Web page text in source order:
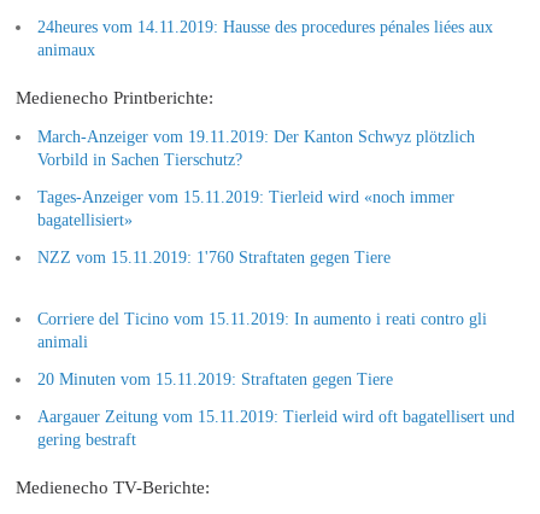
24heures vom 14.11.2019: Hausse des procedures pénales liées aux
animaux
Medienecho Printberichte:
March-Anzeiger vom 19.11.2019: Der Kanton Schwyz plötzlich
Vorbild in Sachen Tierschutz?
Tages-Anzeiger vom 15.11.2019: Tierleid wird «noch immer
bagatellisiert»
NZZ vom 15.11.2019: 1'760 Straftaten gegen Tiere
Corriere del Ticino vom 15.11.2019: In aumento i reati contro gli
animali
20 Minuten vom 15.11.2019: Straftaten gegen Tiere
Aargauer Zeitung vom 15.11.2019: Tierleid wird oft bagatellisert und
gering bestraft
Medienecho TV-Berichte: